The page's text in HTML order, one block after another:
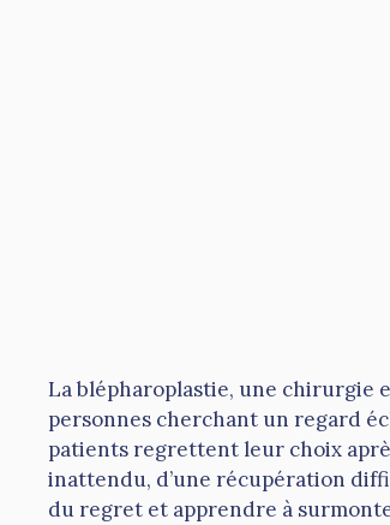
La blépharoplastie, une chirurgie
personnes cherchant un regard
patients regrettent leur choix
inattendu, d’une récupération
du regret et apprendre à